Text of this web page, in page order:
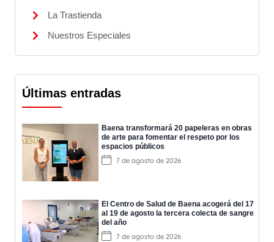
La Trastienda
Nuestros Especiales
Últimas entradas
Baena transformará 20 papeleras en obras
de arte para fomentar el respeto por los
espacios públicos
7 de agosto de 2026
El Centro de Salud de Baena acogerá del 17
al 19 de agosto la tercera colecta de sangre
del año
7 de agosto de 2026